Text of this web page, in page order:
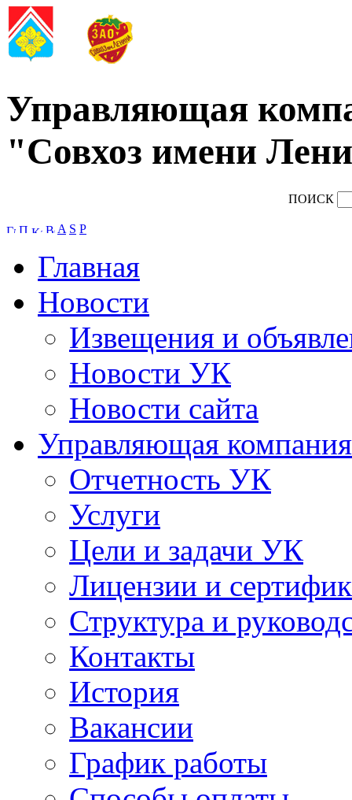
Управляющая
"Совхоз имени
ПОИСК
A S P
Главная
Новости
Извещения и
Новости УК
Новости сайта
Управляющая компания
Отчетность УК
Услуги
Цели и задачи УК
Лицензии и
Структура и
Контакты
История
Вакансии
График работы